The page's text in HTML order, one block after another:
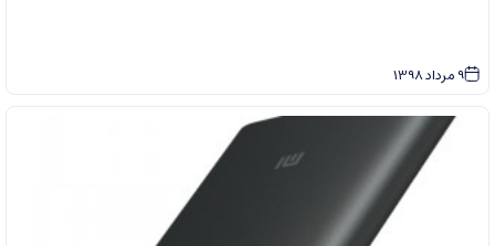
9مرداد1398